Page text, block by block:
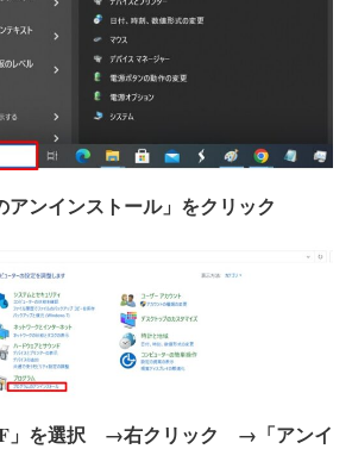
アンインストール」をクリック
」を選択 →右クリック →「アンイ